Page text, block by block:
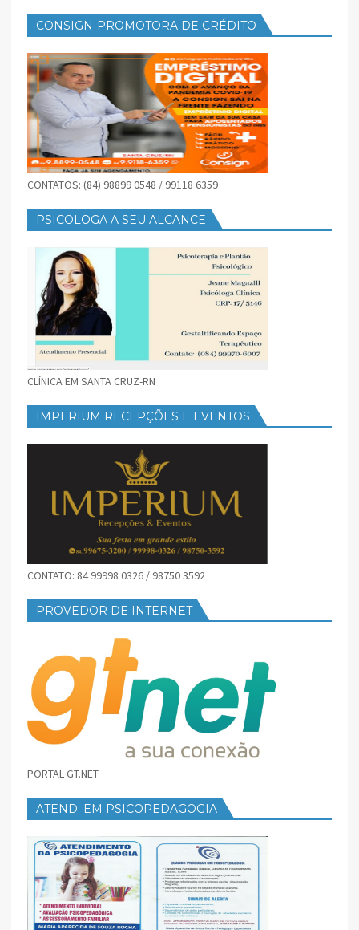
CONSIGN-PROMOTORA DE CRÉDITO
CONTATOS: (84) 98899 0548 / 99118 6359
PSICOLOGA A SEU ALCANCE
CLÍNICA EM SANTA CRUZ-RN
IMPERIUM RECEPÇÕES E EVENTOS
CONTATO: 84 99998 0326 / 98750 3592
PROVEDOR DE INTERNET
PORTAL GT.NET
ATEND. EM PSICOPEDAGOGIA